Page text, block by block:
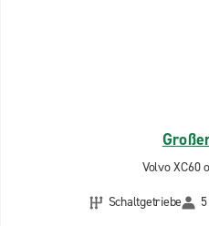
Volvo XC60
Schaltgetriebe